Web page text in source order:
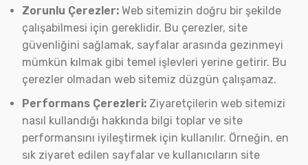
Zorunlu Çerezler: Web sitemizin doğru bir şekilde
çalışabilmesi için gereklidir. Bu çerezler, site
güvenliğini sağlamak, sayfalar arasında gezinmeyi
mümkün kılmak gibi temel işlevleri yerine getirir. Bu
çerezler olmadan web sitemiz düzgün çalışamaz.
Performans Çerezleri: Ziyaretçilerin web sitemizi
nasıl kullandığı hakkında bilgi toplar ve site
performansını iyileştirmek için kullanılır. Örneğin, en
sık ziyaret edilen sayfalar ve kullanıcıların site